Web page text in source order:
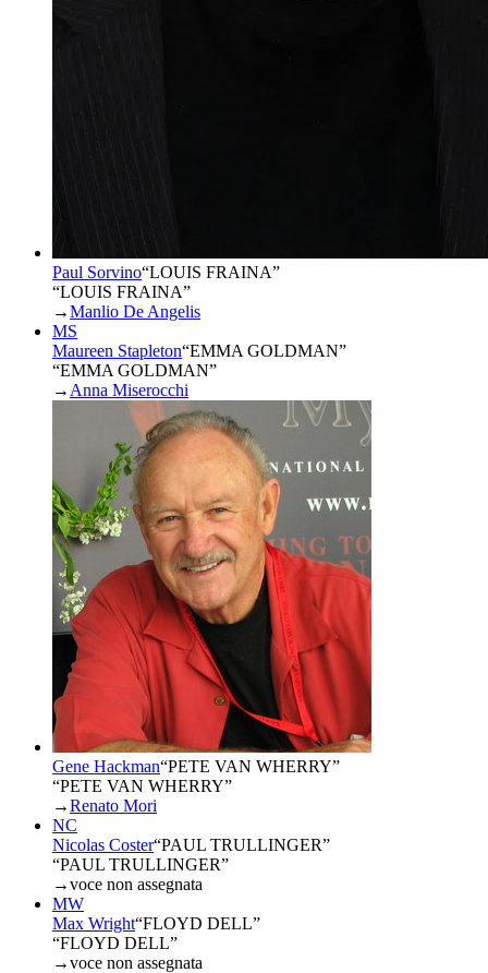
Paul Sorvino“LOUIS FRAINA”
“LOUIS FRAINA”
→Manlio De Angelis
MS
Maureen Stapleton“EMMA GOLDMAN”
“EMMA GOLDMAN”
→ Anna Miserocchi
Gene Hackman“PETE VAN WHERRY”
“PETE VAN WHERRY”
→Renato Mori
NC
Nicolas Coster“PAUL TRULLINGER”
“PAUL TRULLINGER”
→voce non assegnata
MW
Max Wright“FLOYD DELL”
“FLOYD DELL”
→voce non assegnata